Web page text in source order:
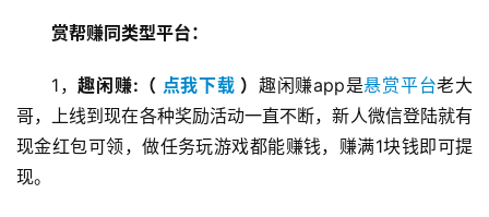
首
赏帮赚同类型平台：
1，趣闲赚:（ 点我下载 ） 趣闲赚app是悬赏平台老大
哥，上线到现在各种奖励活动一直不断，新人微信登陆就有
现金红包可领，做任务玩游戏都能赚钱，赚满1块钱即可提
现。